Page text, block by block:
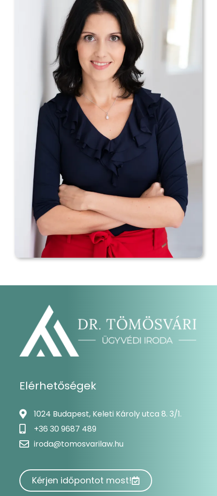
Elérhetőségek
1024 Budapest, Keleti Károly utca 8. 3/1.
+36 30 9687 489
iroda@tomosvarilaw.hu
Kérjen időpontot most!